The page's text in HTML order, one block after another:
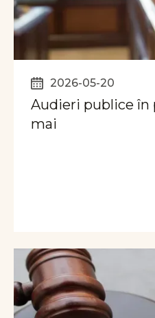
2026-05-20
Audieri publice în
mai